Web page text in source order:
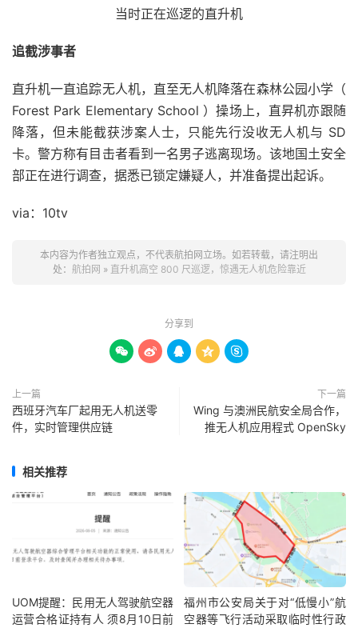
当时正在巡逻的直升机
追截涉事者
直升机一直追踪无人机，直至无人机降落在森林公园小学（
Forest Park Elementary School ）操场上，直昇机亦跟随
降落，但未能截获涉案人士，只能先行没收无人机与 SD
卡。警方称有目击者看到一名男子逃离现场。该地国土安全
部正在进行调查，据悉已锁定嫌疑人，并准备提出起诉。
via：10tv
本内容为作者独立观点，不代表航拍网立场。如若转载，请注明出
处： 航拍网 » 直升机高空 800 尺巡逻，惊遇无人机危险靠近
分享到
    
上一篇
西班牙汽车厂起用无人机送零
件，实时管理供应链
下一篇
Wing 与澳洲民航安全局合作，
推无人机应用程式 OpenSky
相关推荐
UOM提醒：民用无人驾驶航空器
运营合格证持有人 须8月10日前
福州市公安局关于对“低慢小”航
空器等飞行活动采取临时性行政